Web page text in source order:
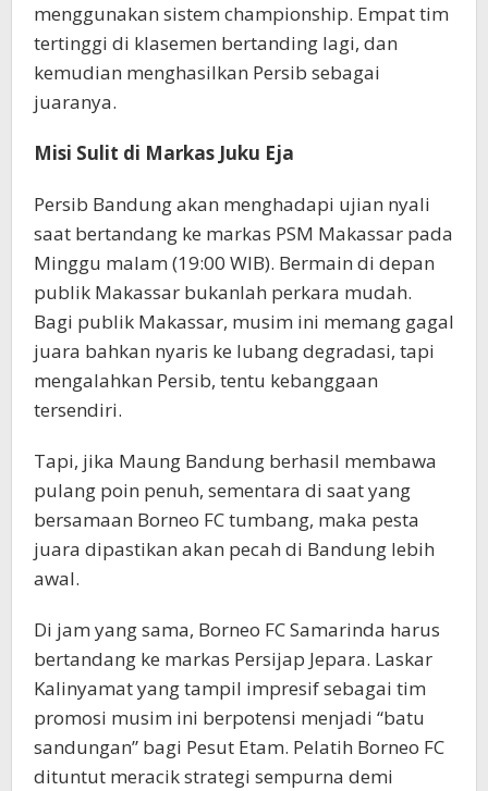
menggunakan sistem championship. Empat tim
tertinggi di klasemen bertanding lagi, dan
kemudian menghasilkan Persib sebagai
juaranya.
Misi Sulit di Markas Juku Eja
Persib Bandung akan menghadapi ujian nyali
saat bertandang ke markas PSM Makassar pada
Minggu malam (19:00 WIB). Bermain di depan
publik Makassar bukanlah perkara mudah.
Bagi publik Makassar, musim ini memang gagal
juara bahkan nyaris ke lubang degradasi, tapi
mengalahkan Persib, tentu kebanggaan
tersendiri.
Tapi, jika Maung Bandung berhasil membawa
pulang poin penuh, sementara di saat yang
bersamaan Borneo FC tumbang, maka pesta
juara dipastikan akan pecah di Bandung lebih
awal.
Di jam yang sama, Borneo FC Samarinda harus
bertandang ke markas Persijap Jepara. Laskar
Kalinyamat yang tampil impresif sebagai tim
promosi musim ini berpotensi menjadi “batu
sandungan” bagi Pesut Etam. Pelatih Borneo FC
dituntut meracik strategi sempurna demi